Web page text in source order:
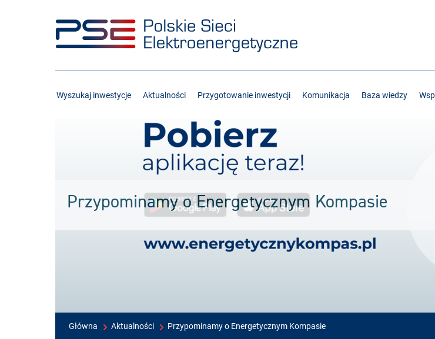
Wyszukaj inwestycje Aktualności Przygotowanie inwestycji Komunikacja Baza wiedzy
Przypominamy o Energetycznym Kompasie
Główna Aktualności Przypominamy o Energetycznym Kompasie